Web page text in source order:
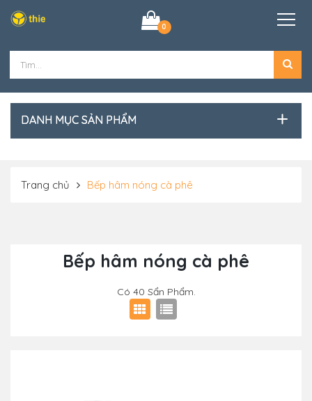
0
DANH MỤC SẢN PHẨM
Trang chủ Bếp hâm nóng cà phê
Bếp hâm nóng cà phê
Có 40 Sẩn Phẩm.